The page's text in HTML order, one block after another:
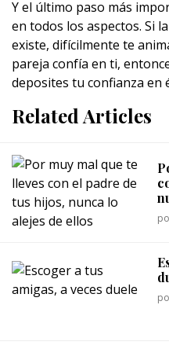
Y el último paso más
en todos los aspectos. Si
existe, difícilmente te
pareja confía en ti,
deposites tu confianza en
Related Articles